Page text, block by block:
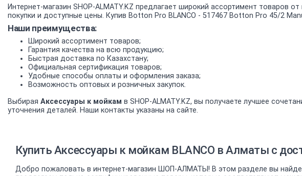
Интернет-магазин SHOP-ALMATY.KZ предлагает широкий ассортимент
покупки и доступные цены. Купив Botton Pro BLANCO - 517467 Botton Pro 45/2
Наши преимущества:
Широкий ассортимент товаров;
Гарантия качества на всю продукцию;
Быстрая доставка по Казахстану;
Официальная сертификация товаров;
Удобные способы оплаты и оформления заказа;
Возможность оптовых и розничных закупок.
Выбирая Аксессуары к мойкам в SHOP-ALMATY.KZ, вы получаете лучшее
уточнения деталей. Наши контакты указаны на сайте.
Купить Аксессуары к мойкам BLANCO в Алматы с
Добро пожаловать в интернет-магазин ШОП-АЛМАТЫ! В этом разделе вы